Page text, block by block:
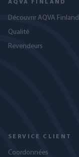
AQVA FINLAND
Découvrir AQVA Finland
Qualité
Revendeurs
SERVICE CLIENT
Coordonnées